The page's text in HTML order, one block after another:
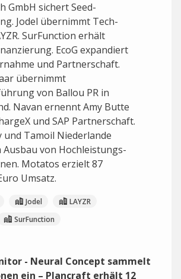
GmbH sichert Seed-
Jodel übernimmt Tech-
SurFunction erhält
EcoG expandiert
und Partnerschaft.
übernimmt
von Ballou PR in
Navan ernennt Amy Butte
und SAP Partnerschaft.
und Tamoil Niederlande
von Hochleistungs-
Motatos erzielt 87
Umsatz.
Jodel
LAYZR
SurFunction